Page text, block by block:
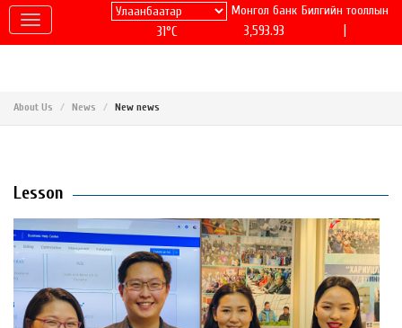
31°C
Монгол банк
3,593.93
Билгийн тооллын
About Us News New news
Lesson